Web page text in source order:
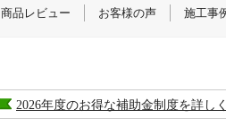
2026年度のお得な補助金制度を詳し
商品レビュー お客様の声 施工事